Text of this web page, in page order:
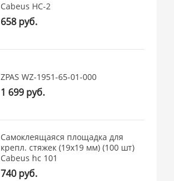
Cabeus HC-2
658 руб.
ZPAS WZ-1951-65-01-000
1 699 руб.
Самоклеящаяся площадка для
крепл. стяжек (19x19 мм) (100 шт)
Cabeus hc 101
740 руб.